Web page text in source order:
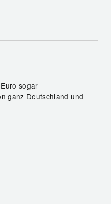
sogar
ganz Deutschland und